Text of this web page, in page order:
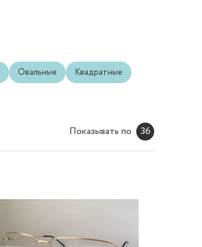
Овальные
Квадратные
Показывать по 36